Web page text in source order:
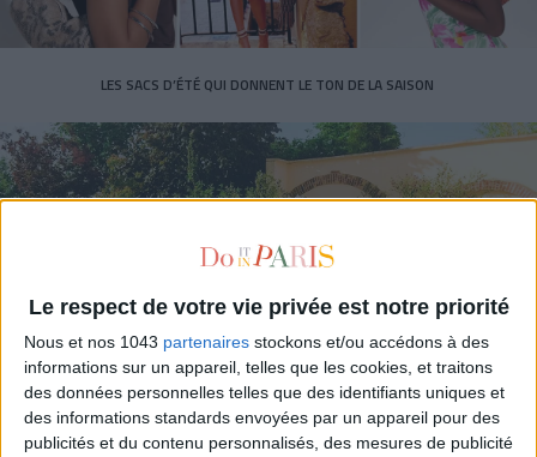
Le respect de votre vie privée est notre priorité
Nous et nos 1043 partenaires stockons et/ou accédons à des
informations sur un appareil, telles que les cookies, et traitons
des données personnelles telles que des identifiants uniques et
des informations standards envoyées par un appareil pour des
publicités et du contenu personnalisés, des mesures de publicité
LES SACS D’ÉTÉ QUI DONNENT LE TON DE LA SAISON
CONNAISSEZ-VOUS LE AIRBNB DE LA PISCINE AUTOUR DE PARIS ?